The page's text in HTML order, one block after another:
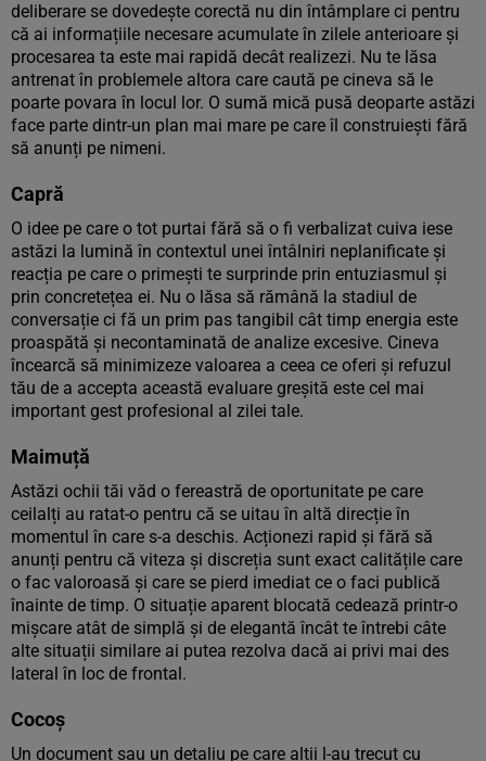
deliberare se dovedește corectă nu din întâmplare ci pentru
că ai informațiile necesare acumulate în zilele anterioare și
procesarea ta este mai rapidă decât realizezi. Nu te lăsa
antrenat în problemele altora care caută pe cineva să le
poarte povara în locul lor. O sumă mică pusă deoparte astăzi
face parte dintr-un plan mai mare pe care îl construiești fără
să anunți pe nimeni.
Capră
O idee pe care o tot purtai fără să o fi verbalizat cuiva iese
astăzi la lumină în contextul unei întâlniri neplanificate și
reacția pe care o primești te surprinde prin entuziasmul și
prin concretețea ei. Nu o lăsa să rămână la stadiul de
conversație ci fă un prim pas tangibil cât timp energia este
proaspătă și necontaminată de analize excesive. Cineva
încearcă să minimizeze valoarea a ceea ce oferi și refuzul
tău de a accepta această evaluare greșită este cel mai
important gest profesional al zilei tale.
Maimuță
Astăzi ochii tăi văd o fereastră de oportunitate pe care
ceilalți au ratat-o pentru că se uitau în altă direcție în
momentul în care s-a deschis. Acționezi rapid și fără să
anunți pentru că viteza și discreția sunt exact calitățile care
o fac valoroasă și care se pierd imediat ce o faci publică
înainte de timp. O situație aparent blocată cedează printr-o
mișcare atât de simplă și de elegantă încât te întrebi câte
alte situații similare ai putea rezolva dacă ai privi mai des
lateral în loc de frontal.
Cocoș
Un document sau un detaliu pe care alții l-au trecut cu